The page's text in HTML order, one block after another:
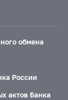
обмена
России
актов Банка